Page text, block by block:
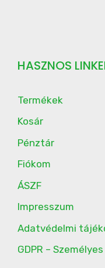
HASZNOS
Termékek
Kosár
Pénztár
Fiókom
ÁSZF
Impresszum
Adatvédelmi
GDPR –